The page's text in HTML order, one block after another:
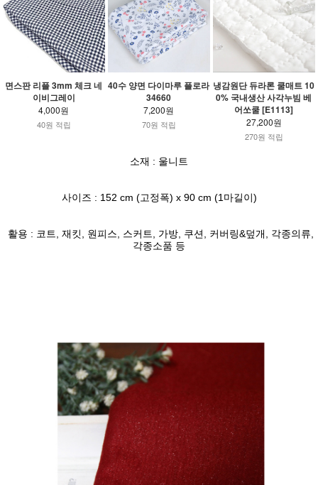
면스판 리플 3mm 체크 네
이비그레이
4,000원
40원 적립
40수 양면 다이마루 플로라
34660
7,200원
70원 적립
냉감원단 듀라론 쿨매트 10
0% 국내생산 사각누빔 베
어쏘쿨 [E1113]
27,200원
270원 적립
소재 : 울니트
사이즈 : 152 cm (고정폭) x 90 cm (1마길이)
활용 : 코트, 재킷, 원피스, 스커트, 가방, 쿠션, 커버링&덮개, 각종의류,
각종소품 등